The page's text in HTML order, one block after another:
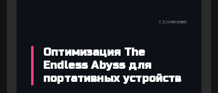
↑ К содержанию
Оптимизация The
Endless Abyss для
портативных устройств